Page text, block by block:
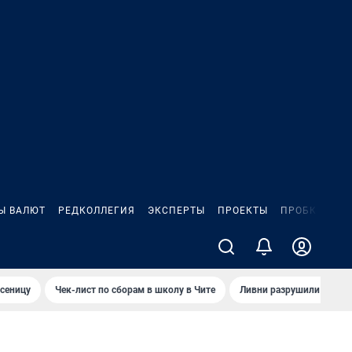
ВАЛЮТ РЕДКОЛЛЕГИЯ ЭКСПЕРТЫ ПРОЕКТЫ ПРОБКИ
Чек-лист по сборам в школу в Чите Ливни разрушили